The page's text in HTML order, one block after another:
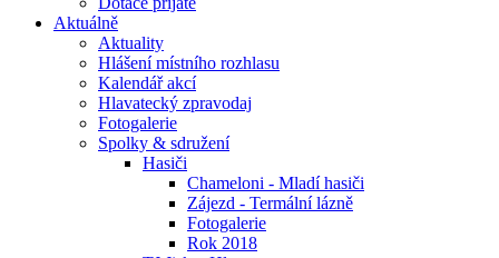
Aktuálně
Aktuality
Hlášení místního rozhlasu
Kalendář akcí
Hlavatecký zpravodaj
Fotogalerie
Spolky & sdružení
Hasiči
Chameloni - Mladí hasiči
Zájezd - Termální lázně
Fotogalerie
Rok 2018